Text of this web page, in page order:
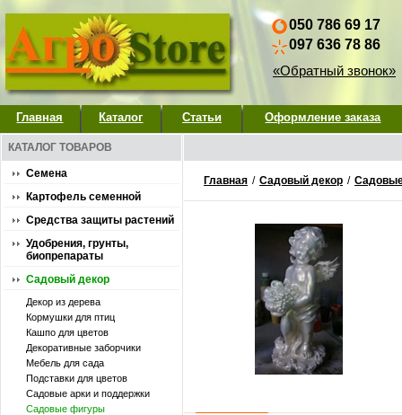
050 786 69 17
097 636 78 86
«Обратный звонок»
Главная Каталог Статьи Оформление заказа
КАТАЛОГ ТОВАРОВ
Семена
Картофель семенной
Средства защиты растений
Удобрения, грунты,
биопрепараты
Садовый декор
Декор из дерева
Кормушки для птиц
Кашпо для цветов
Декоративные заборчики
Мебель для сада
Подставки для цветов
Садовые арки и поддержки
Садовые фигуры
Главная / Садовый декор /